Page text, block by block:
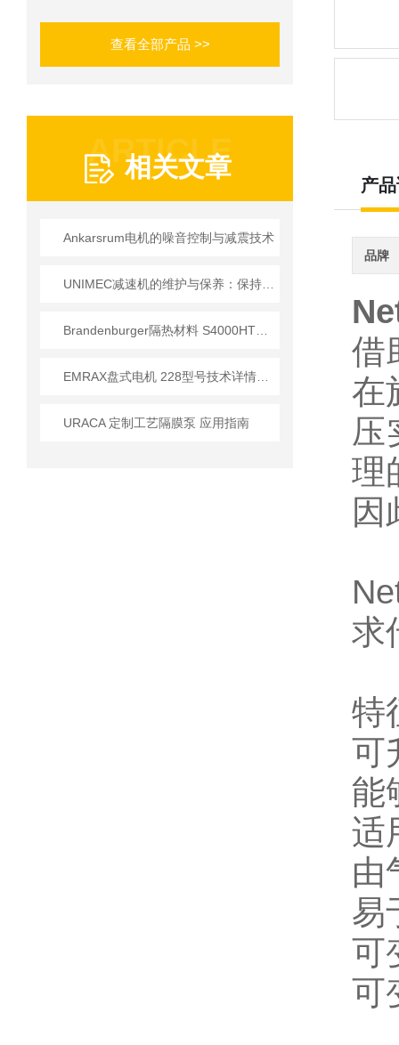
查看全部产品 >>
ARTICLE
相关文章
Ankarsrum电机的噪音控制与减震技术
URACA 定制工艺隔膜泵 应用指南
产
品牌
借
在
压
理
因
求
特
可
能
适
由
易
可
可